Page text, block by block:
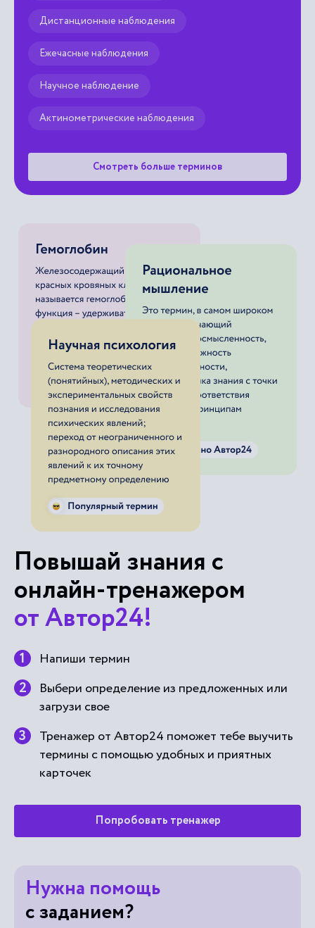
Дистанционные наблюдения
Ежечасные наблюдения
Научное наблюдение
Актинометрические наблюдения
Смотреть больше терминов
Повышай знания с
онлайн-тренажером
от Автор24!
Напиши термин
Выбери определение из предложенных или
загрузи свое
Тренажер от Автор24 поможет тебе выучить
термины с помощью удобных и приятных
карточек
Попробовать тренажер
Нужна помощь
с заданием?